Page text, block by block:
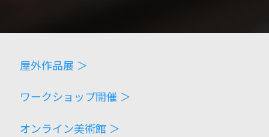
屋外作品展 ＞
ワークショップ開催 ＞
オンライン美術館 ＞